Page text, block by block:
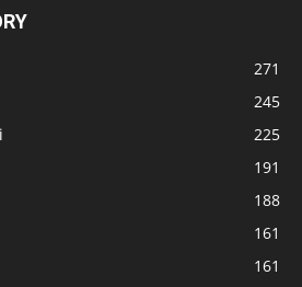
271
245
225
191
188
161
161